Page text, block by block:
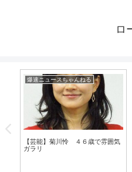
ロ
爆速ニュースちゃんねる
【芸能】菊川怜 ４６歳で雰囲気
ガラリ